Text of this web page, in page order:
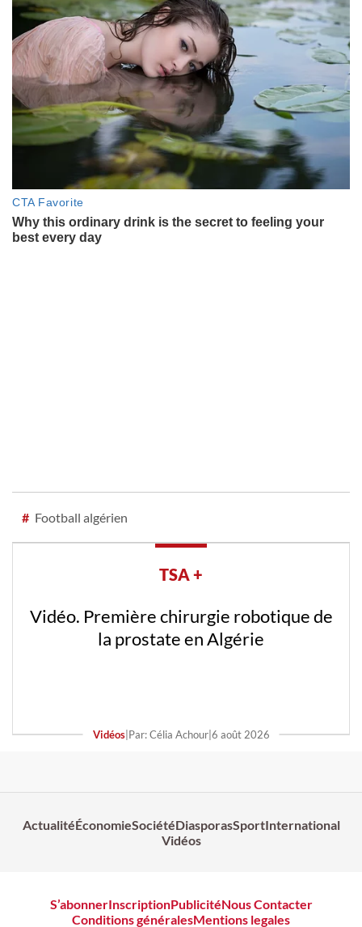
# Football algérien
TSA +
Vidéo. Première chirurgie robotique de
la prostate en Algérie
Vidéos| Par: Célia Achour| 6 août 2026
ActualitéÉconomieSociétéDiasporasSportInternational
Vidéos
S’abonnerInscriptionPublicitéNous Contacter
Conditions généralesMentions legales